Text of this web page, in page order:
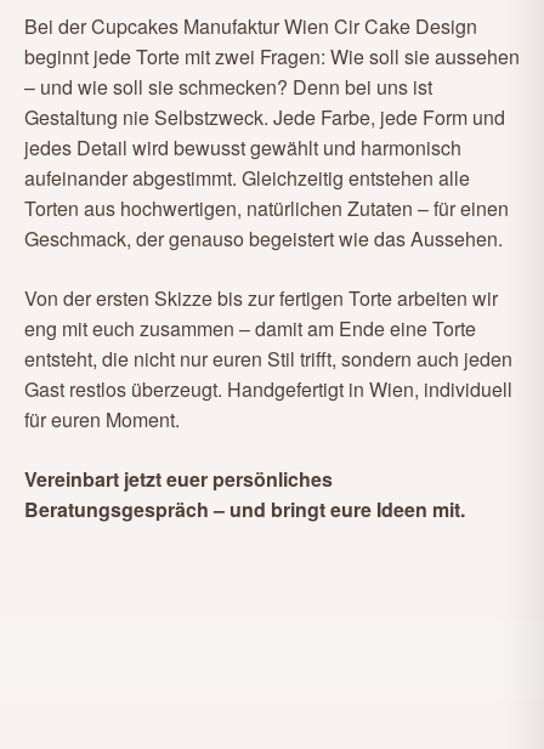
Bei der Cupcakes Manufaktur Wien Cir Cake Design
beginnt jede Torte mit zwei Fragen: Wie soll sie aussehen
– und wie soll sie schmecken? Denn bei uns ist
Gestaltung nie Selbstzweck. Jede Farbe, jede Form und
jedes Detail wird bewusst gewählt und harmonisch
aufeinander abgestimmt. Gleichzeitig entstehen alle
Torten aus hochwertigen, natürlichen Zutaten – für einen
Geschmack, der genauso begeistert wie das Aussehen.
Von der ersten Skizze bis zur fertigen Torte arbeiten wir
eng mit euch zusammen – damit am Ende eine Torte
entsteht, die nicht nur euren Stil trifft, sondern auch jeden
Gast restlos überzeugt. Handgefertigt in Wien, individuell
für euren Moment.
Vereinbart jetzt euer persönliches
Beratungsgespräch – und bringt eure Ideen mit.